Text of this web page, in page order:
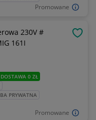
Promowane
Promowane
230V #
161I
DOSTAWA 0 ZŁ
PRYWATNA